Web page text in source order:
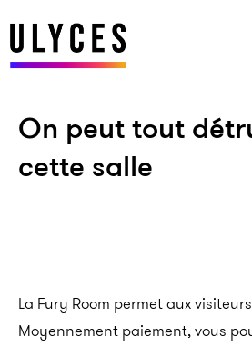
On peut tout
cette salle
La Fury Room permet aux
Moyennement paiement, vous